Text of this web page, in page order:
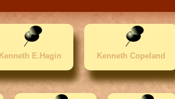
Kenneth E.Hagin Kenneth Copeland